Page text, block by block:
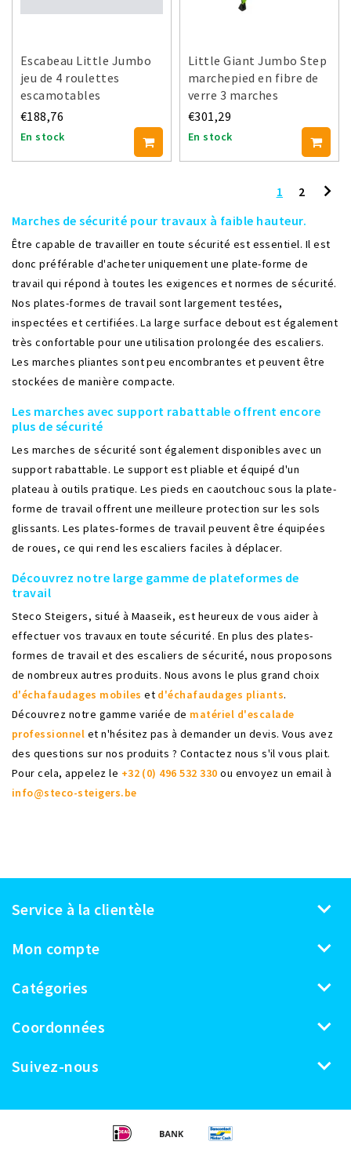
Escabeau Little Jumbo
jeu de 4 roulettes
escamotables
€188,76
En stock
Little Giant Jumbo Step
marchepied en fibre de
verre 3 marches
€301,29
En stock
1
2
Marches de sécurité pour travaux à faible hauteur.
Être capable de travailler en toute sécurité est essentiel. Il est
donc préférable d'acheter uniquement une plate-forme de
travail qui répond à toutes les exigences et normes de sécurité.
Nos plates-formes de travail sont largement testées,
inspectées et certifiées. La large surface debout est également
très confortable pour une utilisation prolongée des escaliers.
Les marches pliantes sont peu encombrantes et peuvent être
stockées de manière compacte.
Les marches avec support rabattable offrent encore
plus de sécurité
Les marches de sécurité sont également disponibles avec un
support rabattable. Le support est pliable et équipé d'un
plateau à outils pratique. Les pieds en caoutchouc sous la plate-
forme de travail offrent une meilleure protection sur les sols
glissants. Les plates-formes de travail peuvent être équipées
de roues, ce qui rend les escaliers faciles à déplacer.
Découvrez notre large gamme de plateformes de
travail
Steco Steigers, situé à Maaseik, est heureux de vous aider à
effectuer vos travaux en toute sécurité. En plus des plates-
formes de travail et des escaliers de sécurité, nous proposons
de nombreux autres produits. Nous avons le plus grand choix
d'échafaudages mobiles et d'échafaudages pliants.
Découvrez notre gamme variée de matériel d'escalade
professionnel et n'hésitez pas à demander un devis. Vous avez
des questions sur nos produits ? Contactez nous s'il vous plait.
Pour cela, appelez le +32 (0) 496 532 330 ou envoyez un email à
info@steco-steigers.be
Service à la clientèle
Mon compte
Catégories
Coordonnées
Suivez-nous